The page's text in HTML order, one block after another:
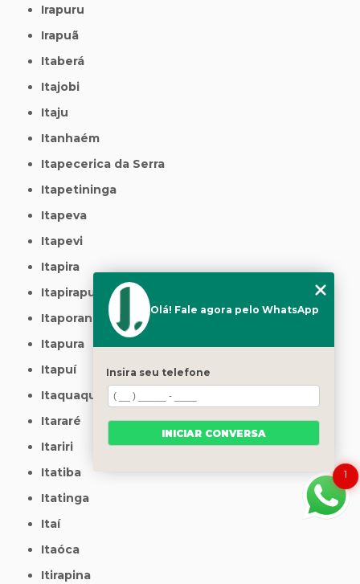
Irapuru
Irapuã
Itaberá
Itajobi
Itaju
Itanhaém
Itapecerica da Serra
Itapetininga
Itapeva
Itapevi
Itapira
Itapirapuã Paulista
Itaporanga
Itapura
Itapuí
Itaquaquecetuba
Itararé
Itariri
Itatiba
Itatinga
Itaí
Itaóca
Itirapina
1
Olá! Fale agora pelo WhatsApp
Insira seu telefone
INICIAR CONVERSA